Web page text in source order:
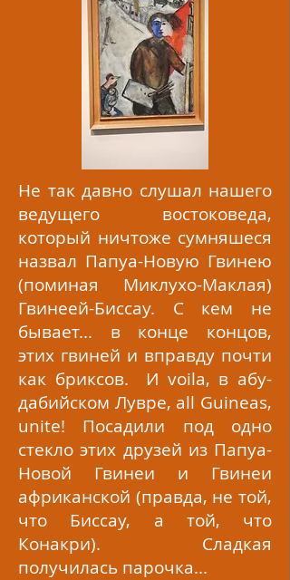
Не так давно слушал нашего
ведущего востоковеда,
который ничтоже сумняшеся
назвал Папуа-Новую Гвинею
(поминая Миклухо-Маклая)
Гвинеей-Биссау. С кем не
бывает... в конце концов,
этих гвиней и вправду почти
как бриксов. И voila, в абу-
дабийском Лувре, all Guineas,
unite! Посадили под одно
стекло этих друзей из Папуа-
Новой Гвинеи и Гвинеи
африканской (правда, не той,
что Биссау, а той, что
Конакри). Сладкая
получилась парочка...